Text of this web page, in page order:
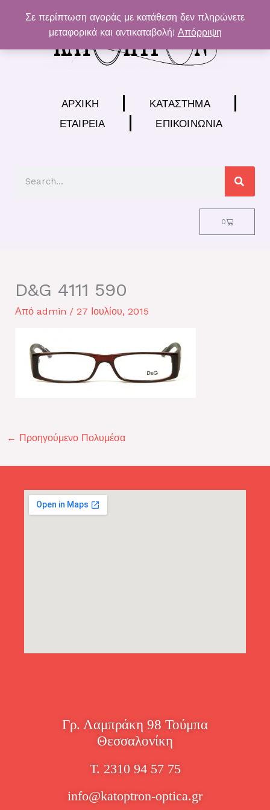
Σε περίπτωση αγοράς με κατάθεση δεν πληρώνετε
μεταφορικά και αντικαταβολή! Απόρριψη
περιεχόμενο
ΑΡΧΙΚΉ
ΚΑΤΆΣΤΗΜΑ
ΕΤΑΙΡΕΊΑ
ΕΠΙΚΟΙΝΩΝΊΑ
0
Cart
D&G 4111 590
Από admin / 27 Ιουλίου, 2015
← Προηγούμενο Πολυμέσα
Γρ. Λαμπράκη 98 Τούμπα
Θεσσαλονίκη
Τ. 2310 94 57 75
info@katoptron-optica.gr